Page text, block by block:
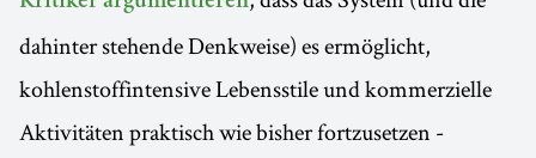
dahinter stehende Denkweise) es ermöglicht,
kohlenstoffintensive Lebensstile und kommerzielle
Aktivitäten praktisch wie bisher fortzusetzen -